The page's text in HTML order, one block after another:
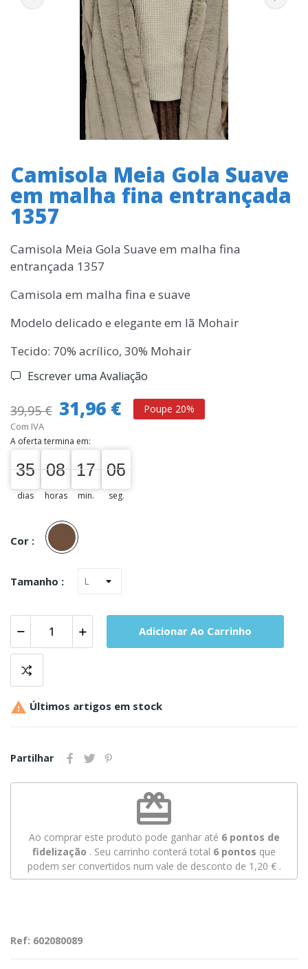
Camisola Meia Gola Suave
em malha fina entrançada
1357
Camisola Meia Gola Suave em malha fina
entrançada 1357
Camisola em malha fina e suave
Modelo delicado e elegante em lã Mohair
Tecido: 70% acrílico, 30% Mohair
Escrever uma Avaliação
39,95 € 31,96 € Poupe 20%
Com IVA
A oferta termina em:
35
35
00
dias
08
08
00
horas
17
17
00
min.
05
05
06
seg.
Cor :
Castanho
Tamanho :
Adicionar Ao Carrinho
 Últimos artigos em stock
Partilhar
redeem
Ao comprar este produto pode ganhar até 6pontos de
fidelização . Seu carrinho conterá total 6 pontos que
podem ser convertidos num vale de desconto de 1,20 €.
Ref: 602080089